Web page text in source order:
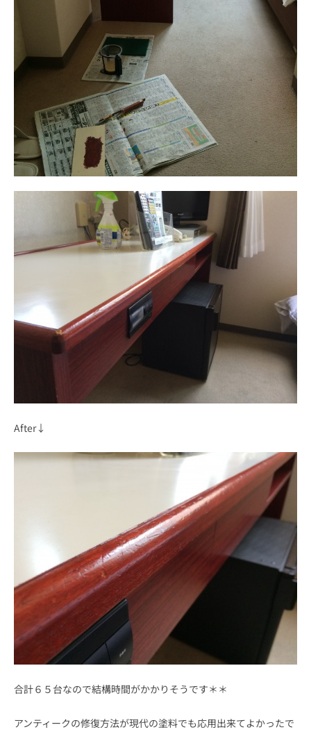
After↓
合計６５台なので結構時間がかかりそうです＊＊
アンティークの修復方法が現代の塗料でも応用出来てよかったで